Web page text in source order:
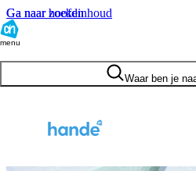
Ga naar hoofdinhoud
Ga naar zoeken
menu
Waar ben je